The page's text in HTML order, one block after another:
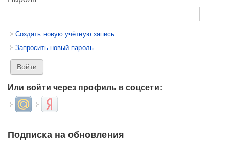
Создать новую учётную запись
Запросить новый пароль
Или войти через профиль в соцсети:
Login with Mail.ruLogin with Яндекс
Подписка на обновления